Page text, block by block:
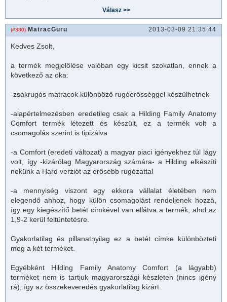
(#380) MatracGuru 2013-03-09 21:35:44
Kedves Zsolt,
a termék megjelölése valóban egy kicsit szokatlan, ennek a
következő az oka:
-zsákrugós matracok különböző rugóerősséggel készülhetnek
-alapértelmezésben eredetileg csak a Hilding Family Anatomy
Comfort termék létezett és készült, ez a termék volt a
csomagolás szerint is tipizálva
-a Comfort (eredeti változat) a magyar piaci igényekhez túl lágy
volt, így -kizárólag Magyarország számára- a Hilding elkészíti
nekünk a Hard verziót az erősebb rugózattal
-a mennyiség viszont egy ekkora vállalat életében nem
elegendő ahhoz, hogy külön csomagolást rendeljenek hozzá,
így egy kiegészítő betét címkével van ellátva a termék, ahol az
1,9-2 kerül feltüntetésre.
Gyakorlatilag és pillanatnyilag ez a betét címke különbözteti
meg a két terméket.
Egyébként Hilding Family Anatomy Comfort (a lágyabb)
terméket nem is tartjuk magyarországi készleten (nincs igény
rá), így az összekeveredés gyakorlatilag kizárt.